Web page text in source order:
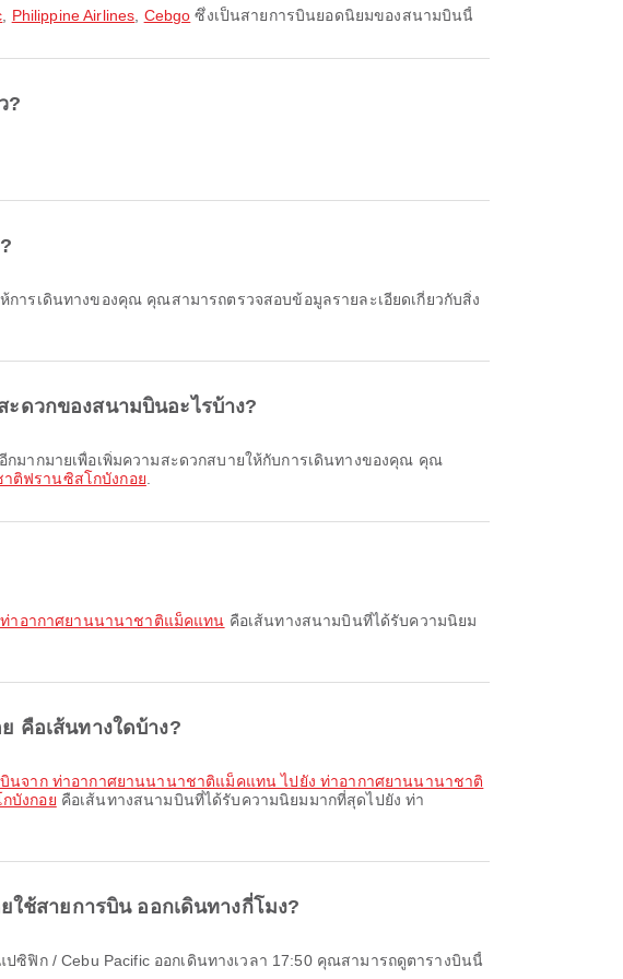
Philippine Airlines Cebgo ซึ่งเป็นสายการบินยอดนิยมของสนามบินนี้
?
ดวกของสนามบินอะไรบ้าง?
ติฟรานซิสโกบังกอย
าอากาศยานนานาชาติแม็คแทน คือเส้นทางสนามบินที่ได้รับความนิยม
คือเส้นทางใดบ้าง?
บินจาก ท่าอากาศยานนานาชาติแม็คแทน ไปยัง ท่าอากาศยานนานาชาติ
บังกอย คือเส้นทางสนามบินที่ได้รับความนิยมมากที่สุดไปยัง ท่า
ช้สายการบิน ออกเดินทางกี่โมง?